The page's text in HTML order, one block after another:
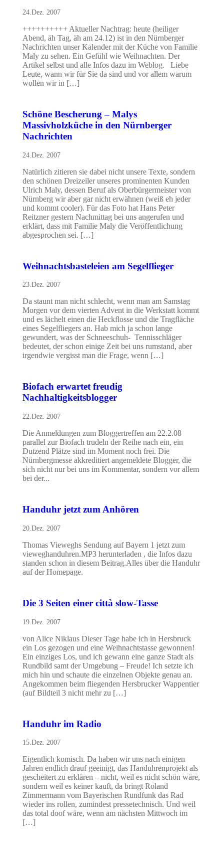
24.Dez. 2007
++++++++++ Aktueller Nachtrag: heute (heiliger
Abend, äh Tag, äh am 24.12) ist in den Nürnberger
Nachrichten unser Kalender mit der Küche von Familie
Maly zu sehen. Ein Gefühl wie Weihnachten. Der
Artikel selbst und alle Infos dazu im Weblog. Liebe
Leute, wann wir für Sie da sind und vor allem warum
wollen wir in […]
Schöne Bescherung – Malys
Massivholzküche in den Nürnberger
Nachrichten
24.Dez. 2007
Natürlich zitieren sie dabei nicht unsere Texte, sondern
den schönen Dreizeiler unseres prominenten Kunden
Ulrich Maly, dessen Beruf als Oberbürgermeister von
Nürnberg wir aber gar nicht erwähnen (weiß eh jeder
und kommt cooler). Für das Foto hat Hans Peter
Reitzner gestern Nachmittag bei uns angerufen und
erklärt, dass mit Familie Maly die Veröffentlichung
abgesprochen sei. […]
Weihnachtsbasteleien am Segelflieger
23.Dez. 2007
Da staunt man nicht schlecht, wenn man am Samstag
Morgen vor dem vierten Advent in die Werkstatt kommt
und es lächelt einen die Heckflosse und die Tragfläche
eines Segelfliegers an. Hab mich ja schon lange
gewundert, was der Schneeschuh- Tennisschläger
bedeutet, der schon einige Zeit bei uns rumstand, aber
irgendwie vergisst man die Frage, wenn […]
Biofach erwartet freudig
Nachhaltigkeitsblogger
22.Dez. 2007
Die Anmeldungen zum Bloggertreffen am 22.2.08
parallel zur Biofach trudeln der Reihe nach ein, ein
Dutzend Plätze sind im Moment noch frei. Die
Nürnbergmesse akkreditiert angemeldete Blogger, die
sich nicht nur bei uns im Kommentar, sondern vor allem
bei der...
Handuhr jetzt zum Anhören
20.Dez. 2007
Thomas Vieweghs Sendung auf Bayern 1 jetzt zum
vieweghanduhren.MP3 herunterladen , die Infos dazu
standen schon in diesem Beitrag.Alles über die Handuhr
auf der Homepage.
Die 3 Seiten einer città slow-Tasse
19.Dez. 2007
von Alice Niklaus Dieser Tage habe ich in Hersbruck
ein Los gezogen und eine Weihnachtstasse gewonnen!
Ein einziges Los, und ich gewann eine ganze Stadt als
Rundbild samt der Umgebung – Freude! Ich setzte ich
mich hin und schaute die einzelnen Objekte genau an.
Angekommen beim fliegenden Hersbrucker Wappentier
(auf Bildteil 3 nicht mehr zu […]
Handuhr im Radio
15.Dez. 2007
Eigentlich komisch. Da haben wir uns nach einigen
Jahren endlich drauf geeinigt, das Handuhrenprojekt als
gescheitert zu erklären – nicht, weil es nicht schön wäre,
sondern weil es keiner kauft, da bringt Roland
Zimmermann vom Bayerischen Rundfunk das Rad
wieder ins rollen, zumindest pressetechnisch. Und weil
das total doof wäre, wenn am nächsten Mittwoch im
[…]